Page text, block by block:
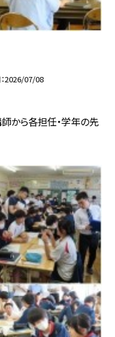
2026/07/08
から各担任・学年の先